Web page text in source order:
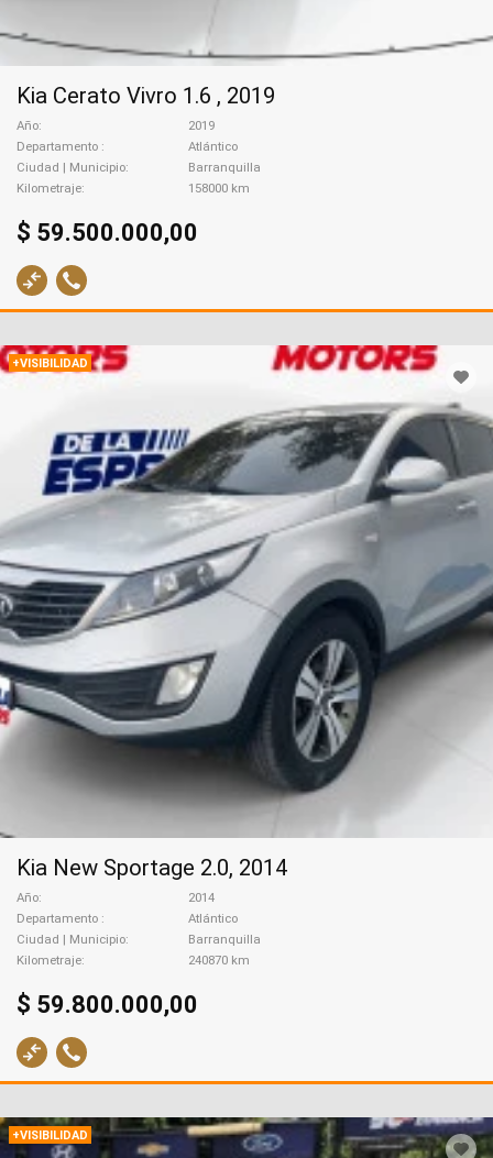
Kia Cerato Vivro 1.6 , 2019
Año
2019
Departamento
Atlántico
Ciudad | Municipio
Barranquilla
Kilometraje
158000 km
$ 59.500.000,00
+VISIBILIDAD
Kia New Sportage 2.0, 2014
Año
2014
Departamento
Atlántico
Ciudad | Municipio
Barranquilla
Kilometraje
240870 km
$ 59.800.000,00
+VISIBILIDAD